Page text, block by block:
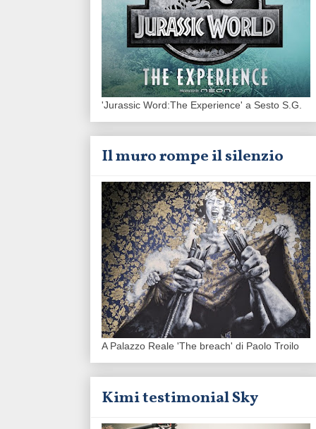
'Jurassic Word:The Experience' a Sesto S.G.
Il muro rompe il silenzio
A Palazzo Reale 'The breach' di Paolo Troilo
Kimi testimonial Sky